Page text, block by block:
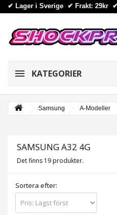
✔ Lager i Sverige ✔ Frakt: 29kr ✔
KATEGORIER
Samsung A-Modeller
SAMSUNG A32 4G
Det finns 19 produkter.
Sortera efter: